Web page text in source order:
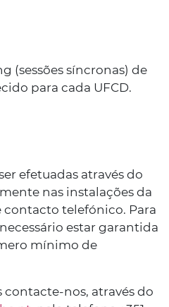
(sessões síncronas) de
para cada UFCD.
efetuadas através do
nas instalações da
contacto telefónico. Para
estar garantida
mínimo de
contacte-nos, através do